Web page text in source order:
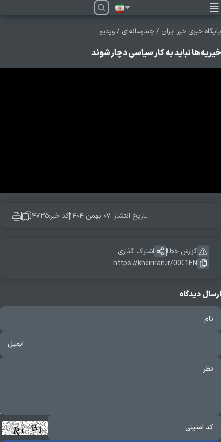
فارسی
پایگاه خبری خیر ایران /چندرسانه‌ای /ویدیو
خیریه‌ها نباید به کار سیاسی دچار شوند
تاریخ انتشار: ۰۷ بهمن ۱۴۰۴ کد خبر:۴۷۳۵
https://kheiriran.ir/0001EN
گزارش خطا اشتراک گذاری
ارسال دیدگاه